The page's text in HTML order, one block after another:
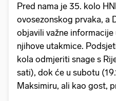
Pred nama je 35. kolo
ovosezonskog prvaka, a
objavili važne informacije
njihove utakmice.
kola odmjeriti snage s
sati), dok će u subotu
Maksimiru, ali kao gost,